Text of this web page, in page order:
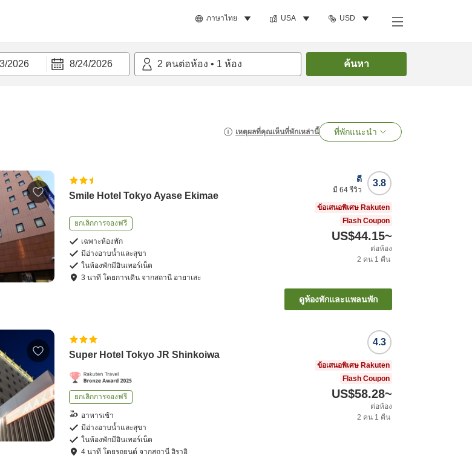
ภาษาไทย USA USD
2026 8/24/2026 2 คนต่อห้อง • 1 ห้อง ค้นหา
เหตุผลที่คุณเห็นที่พักเหล่านี้ ที่พักแนะนำ
Smile Hotel Tokyo Ayase Ekimae
ยกเลิกการจองฟรี
เฉพาะห้องพัก
มีอ่างอาบน้ำและสุขา
ในห้องพักมีอินเทอร์เน็ต
3 นาที โดยการเดิน จากสถานี อายาเสะ
3.8
ดี
มี 64รีวิว
ข้อเสนอพิเศษ Rakuten
Flash Coupon
US$44.15~
ต่อห้อง
2 คน 1 คืน
ดูห้องพักและแพลนพัก
Super Hotel Tokyo JR Shinkoiwa
ยกเลิกการจองฟรี
อาหารเช้า
มีอ่างอาบน้ำและสุขา
ในห้องพักมีอินเทอร์เน็ต
4 นาที โดยรถยนต์ จากสถานี ฮิราอิ
4.3
ข้อเสนอพิเศษ Rakuten
Flash Coupon
US$58.28~
ต่อห้อง
2 คน 1 คืน